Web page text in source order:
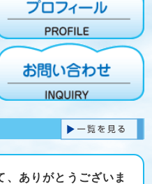
、ありがとうございま